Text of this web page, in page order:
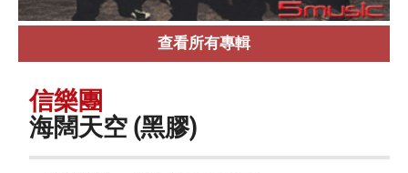
查看所有專輯
信樂團
海闊天空 (黑膠)